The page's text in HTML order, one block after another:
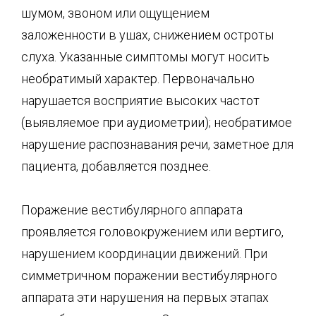
шумом, звоном или ощущением
заложенности в ушах, снижением остроты
слуха. Указанные симптомы могут носить
необратимый характер. Первоначально
нарушается восприятие высоких частот
(выявляемое при аудиометрии); необратимое
нарушение распознавания речи, заметное для
пациента, добавляется позднее.
Поражение вестибулярного аппарата
проявляется головокружением или вертиго,
нарушением координации движений. При
симметричном поражении вестибулярного
аппарата эти нарушения на первых этапах